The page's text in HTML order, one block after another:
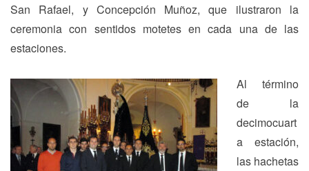
San Rafael, y Concepción Muñoz, que ilustraron la
ceremonia con sentidos motetes en cada una de las
estaciones.
Al término
de la
decimocuart
a estación,
las hachetas